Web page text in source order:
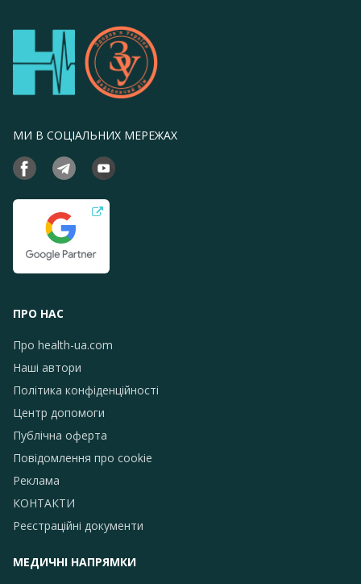
МИ В СОЦІАЛЬНИХ МЕРЕЖАХ
ПРО НАС
Про health-ua.com
Наші автори
Політика конфіденційності
Центр допомоги
Публічна оферта
Повідомлення про сookie
Реклама
КОНТАКТИ
Реєстраційні документи
МЕДИЧНІ НАПРЯМКИ